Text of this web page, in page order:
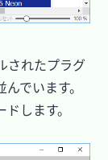
されたプラグ
でいます。
します。